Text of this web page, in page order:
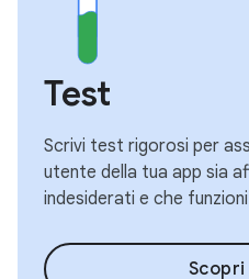
Test
Scrivi test rigorosi per
utente della tua app sia
indesiderati e che